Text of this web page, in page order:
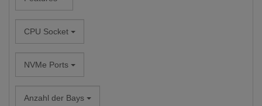
CPU Socket
NVMe Ports
Anzahl der Bays